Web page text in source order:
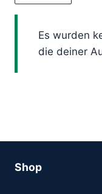
Es wurden
die deiner
Shop